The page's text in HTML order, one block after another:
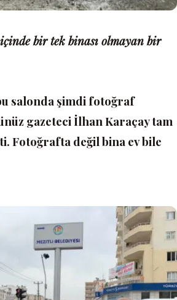
bir tek binası olmayan bir
salonda şimdi fotoğraf
gazeteci İlhan Karaçay tam
Fotoğrafta değil bina ev bile